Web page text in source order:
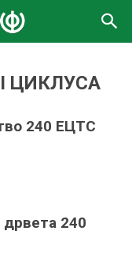
ЦИКЛУСА
240 ЕЦТС
дрвета 240